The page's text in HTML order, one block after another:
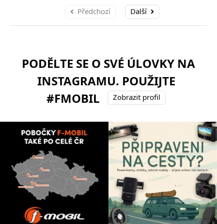
Předchozí Další
PODĚLTE SE O SVÉ ÚLOVKY NA
INSTAGRAMU. POUŽIJTE
#FMOBIL
Zobrazit profil